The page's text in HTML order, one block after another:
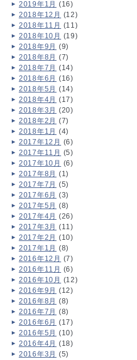
2019年1月 (16)
2018年12月 (12)
2018年11月 (11)
2018年10月 (19)
2018年9月 (9)
2018年8月 (7)
2018年7月 (14)
2018年6月 (16)
2018年5月 (14)
2018年4月 (17)
2018年3月 (20)
2018年2月 (7)
2018年1月 (4)
2017年12月 (6)
2017年11月 (5)
2017年10月 (6)
2017年8月 (1)
2017年7月 (5)
2017年6月 (3)
2017年5月 (8)
2017年4月 (26)
2017年3月 (11)
2017年2月 (10)
2017年1月 (8)
2016年12月 (7)
2016年11月 (6)
2016年10月 (12)
2016年9月 (12)
2016年8月 (8)
2016年7月 (8)
2016年6月 (17)
2016年5月 (10)
2016年4月 (18)
2016年3月 (5)